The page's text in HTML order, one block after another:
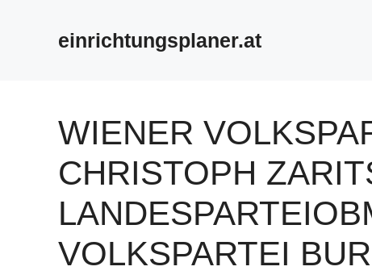
einrichtungsplaner.at
WIENER
CHRISTOPH
VOLKSPARTEI